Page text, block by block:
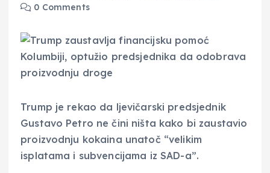
0 Comments
Trump je rekao da ljevičarski predsjednik
Gustavo Petro ne čini ništa kako bi zaustavio
proizvodnju kokaina unatoč “velikim
isplatama i subvencijama iz SAD-a”.